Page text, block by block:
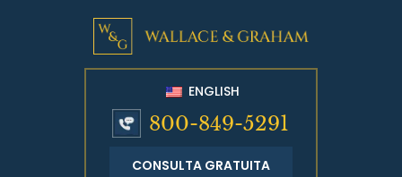
ENGLISH
800-849-5291
CONSULTA GRATUITA